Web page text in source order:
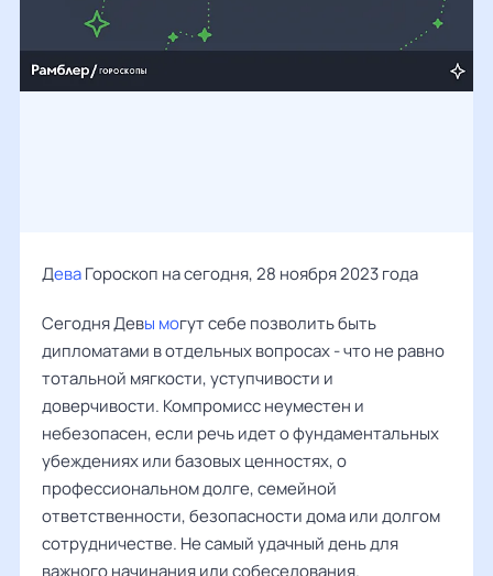
ДеваГороскоп на сегодня, 28 ноября 2023 года
Сегодня Девы могут себе позволить быть
дипломатами в отдельных вопросах - что не равно
тотальной мягкости, уступчивости и
доверчивости. Компромисс неуместен и
небезопасен, если речь идет о фундаментальных
убеждениях или базовых ценностях, о
профессиональном долге, семейной
ответственности, безопасности дома или долгом
сотрудничестве. Не самый удачный день для
важного начинания или собеседования.